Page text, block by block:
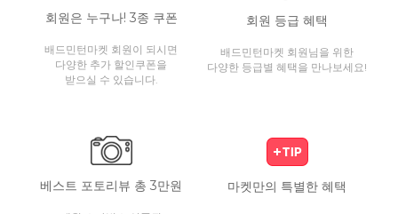
회원은 누구나! 3종 쿠폰
배드민턴마켓 회원이 되시면
다양한 추가 할인쿠폰을
받으실 수 있습니다.
회원 등급 혜택
배드민턴마켓 회원님을 위한
다양한 등급별 혜택을 만나보세요!
베스트 포토리뷰 총 3만원 마켓만의 특별한 혜택